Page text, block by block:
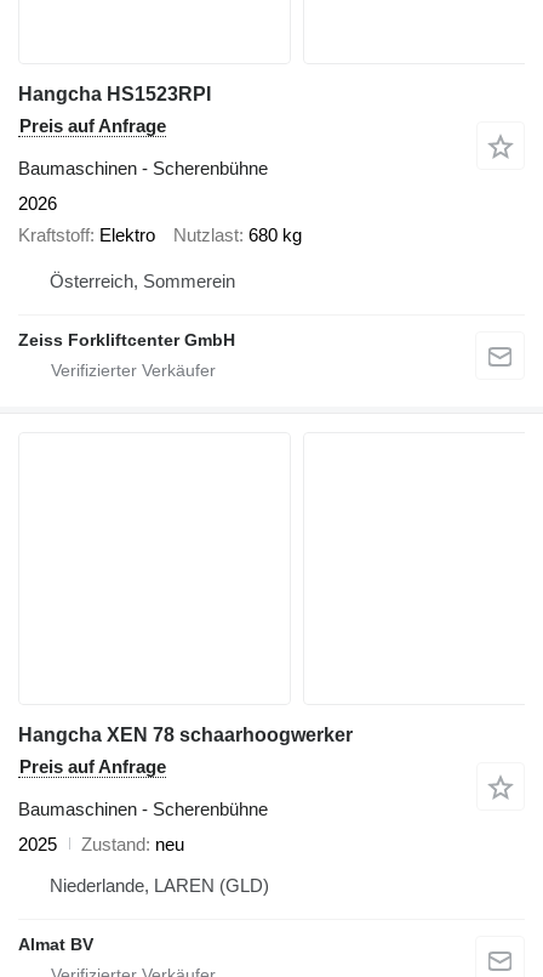
Hangcha HS1523RPI
Preis auf Anfrage
Baumaschinen - Scherenbühne
2026
Kraftstoff Elektro Nutzlast 680 kg
Österreich, Sommerein
Zeiss Forkliftcenter GmbH
Hangcha XEN 78 schaarhoogwerker
Preis auf Anfrage
Baumaschinen - Scherenbühne
2025
Zustand neu
Niederlande, LAREN (GLD)
Almat BV